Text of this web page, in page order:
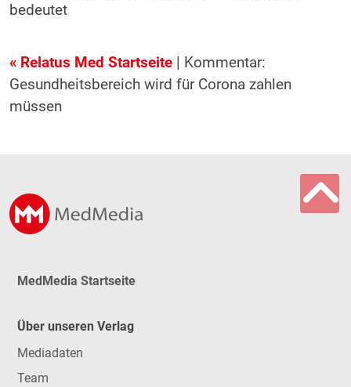
bedeutet
« Relatus Med Startseite| Kommentar:
Gesundheitsbereich wird für Corona zahlen
müssen
MedMedia Startseite
Über unseren Verlag
Mediadaten
Team